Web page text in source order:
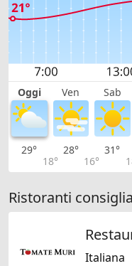
Oggi Ven Sab
29°
18°
28°
16°
31°
Ristoranti
Italiana